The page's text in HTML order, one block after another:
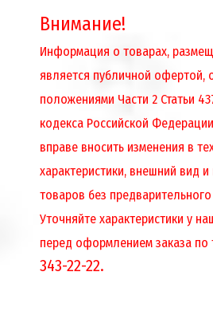
Внимание!
Информация о товарах,
является публичной офертой,
положениями Части 2 Статьи
кодекса Российской
вправе вносить изменения в
характеристики, внешний вид
товаров без
Уточняйте характеристики у
перед оформлением заказа по
343-22-22.